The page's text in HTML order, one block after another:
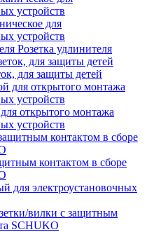
для
устройств
Розетка удлинителя
для защиты детей
открытого монтажа
устройств
контактом в сборе
для электроустановочных
вилки с защитным
SCHUKO